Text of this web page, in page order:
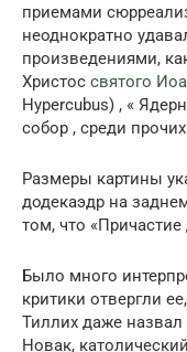
приемами
неоднократно
произведениями,
Христос святого
Hypercubus) , «
собор , среди прочих
Размеры картины
додекаэдр на
том, что
Было много
критики отвергли
Тиллих даже
Новак,